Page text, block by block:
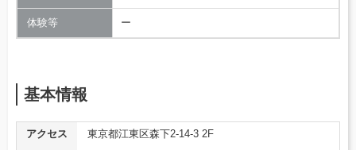
体験等 ー
基本情報
アクセス
東京都江東区森下2-14-3 2F